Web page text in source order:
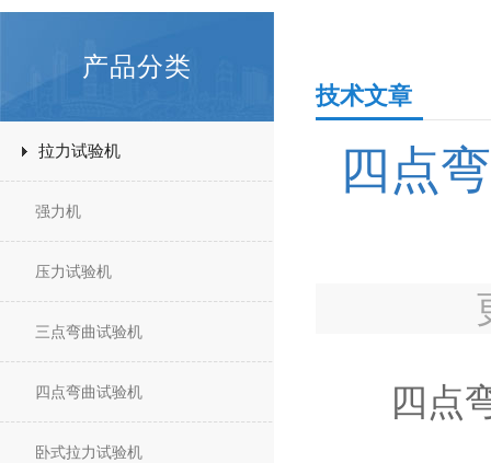
产品分类
拉力试验机
强力机
压力试验机
三点弯曲试验机
四点弯曲试验机
卧式拉力试验机
技术文章
四点
四点弯